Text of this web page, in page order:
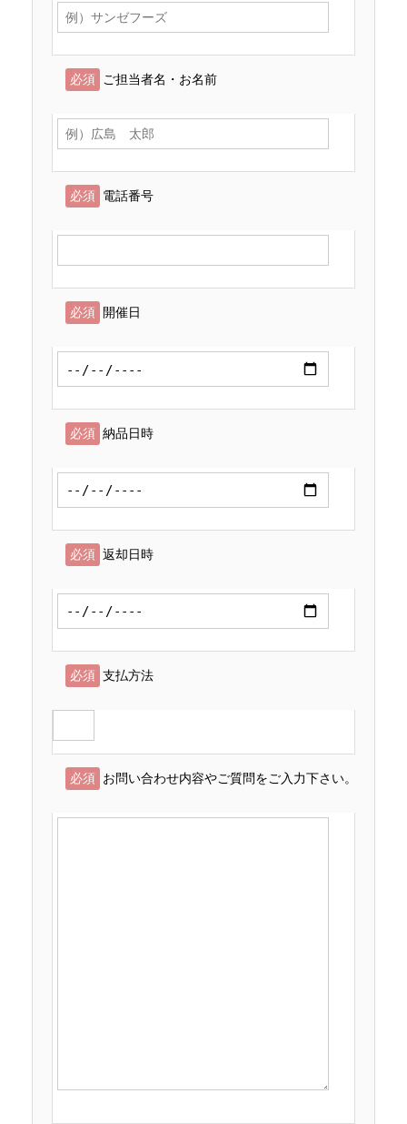
必須 ご担当者名・お名前
必須 電話番号
必須 開催日
必須 納品日時
必須 返却日時
必須 支払方法
必須 お問い合わせ内容やご質問をご入力下さい。